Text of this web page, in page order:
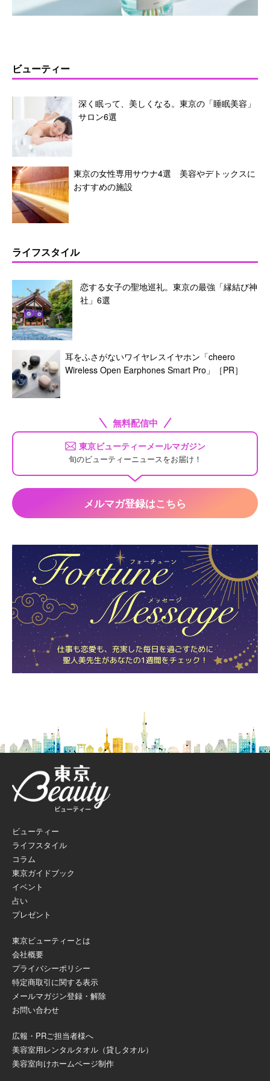
ビューティー
深く眠って、美しくなる。東京の「睡眠美容」
サロン6選
東京の女性専用サウナ4選 美容やデトックスに
おすすめの施設
ライフスタイル
恋する女子の聖地巡礼。東京の最強「縁結び神
社」6選
耳をふさがないワイヤレスイヤホン「cheero
Wireless Open Earphones Smart Pro」［PR］
無料配信中
東京ビューティーメールマガジン
旬のビューティーニュースをお届け！
メルマガ登録はこちら
ビューティー
ライフスタイル
コラム
東京ガイドブック
イベント
占い
プレゼント
東京ビューティーとは
会社概要
プライバシーポリシー
特定商取引に関する表示
メールマガジン登録・解除
お問い合わせ
広報・PRご担当者様へ
美容室用レンタルタオル（貸しタオル）
美容室向けホームページ制作